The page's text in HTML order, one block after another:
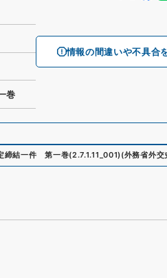
情報の間違いや不具合
巻
締結一件 第一巻(2.7.1.11_001)(外務省外交